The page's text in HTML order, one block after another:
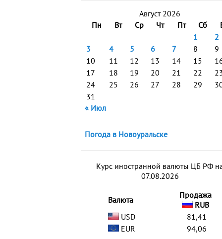
Август 2026
Пн
Вт Ср Чт Пт Сб
1
2
3
4 5 6 7 8
9
10
11 12 13 14 15
17
18 19 20 21 22
24
25 26 27 28 29
31
« Июл
Погода в Новоуральске
Курс иностранной валюты ЦБ РФ
07.08.2026
Валюта
Продажа
RUB
USD
81,41
EUR
94,06